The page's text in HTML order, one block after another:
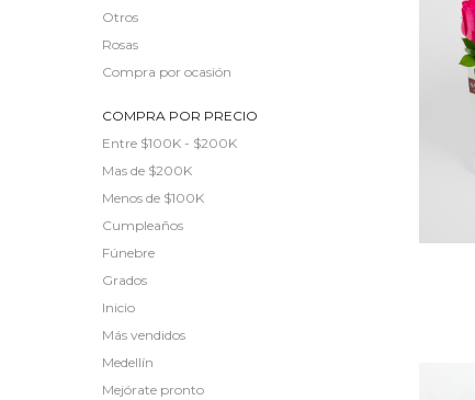
Otros
Rosas
Compra por ocasión
COMPRA POR PRECIO
Entre $100K - $200K
Mas de $200K
Menos de $100K
Cumpleaños
Fúnebre
Grados
Inicio
Más vendidos
Medellín
Mejórate pronto